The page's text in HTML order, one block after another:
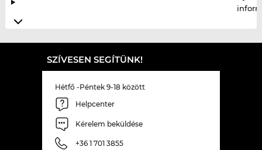
SZÍVESEN SEGÍTÜNK!
Hétfő -Péntek 9-18 között
Helpcenter
Kérelem beküldése
+36 1 701 3855